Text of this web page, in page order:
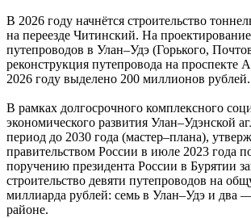
В 2026 году начнётся строительство
на переезде Читинский. На
путепроводов в Улан–Удэ (Горького,
реконструкция путепровода на проспекте
2026 году выделено 200 миллионов рублей.
В рамках долгосрочного комплексного
экономического развития Улан–Удэнской
период до 2030 года (мастер–плана),
правительством России в июле 2023 года
поручению президента России в Бурятии
строительство девяти путепроводов на
миллиарда рублей: семь в Улан–Удэ и два
районе.